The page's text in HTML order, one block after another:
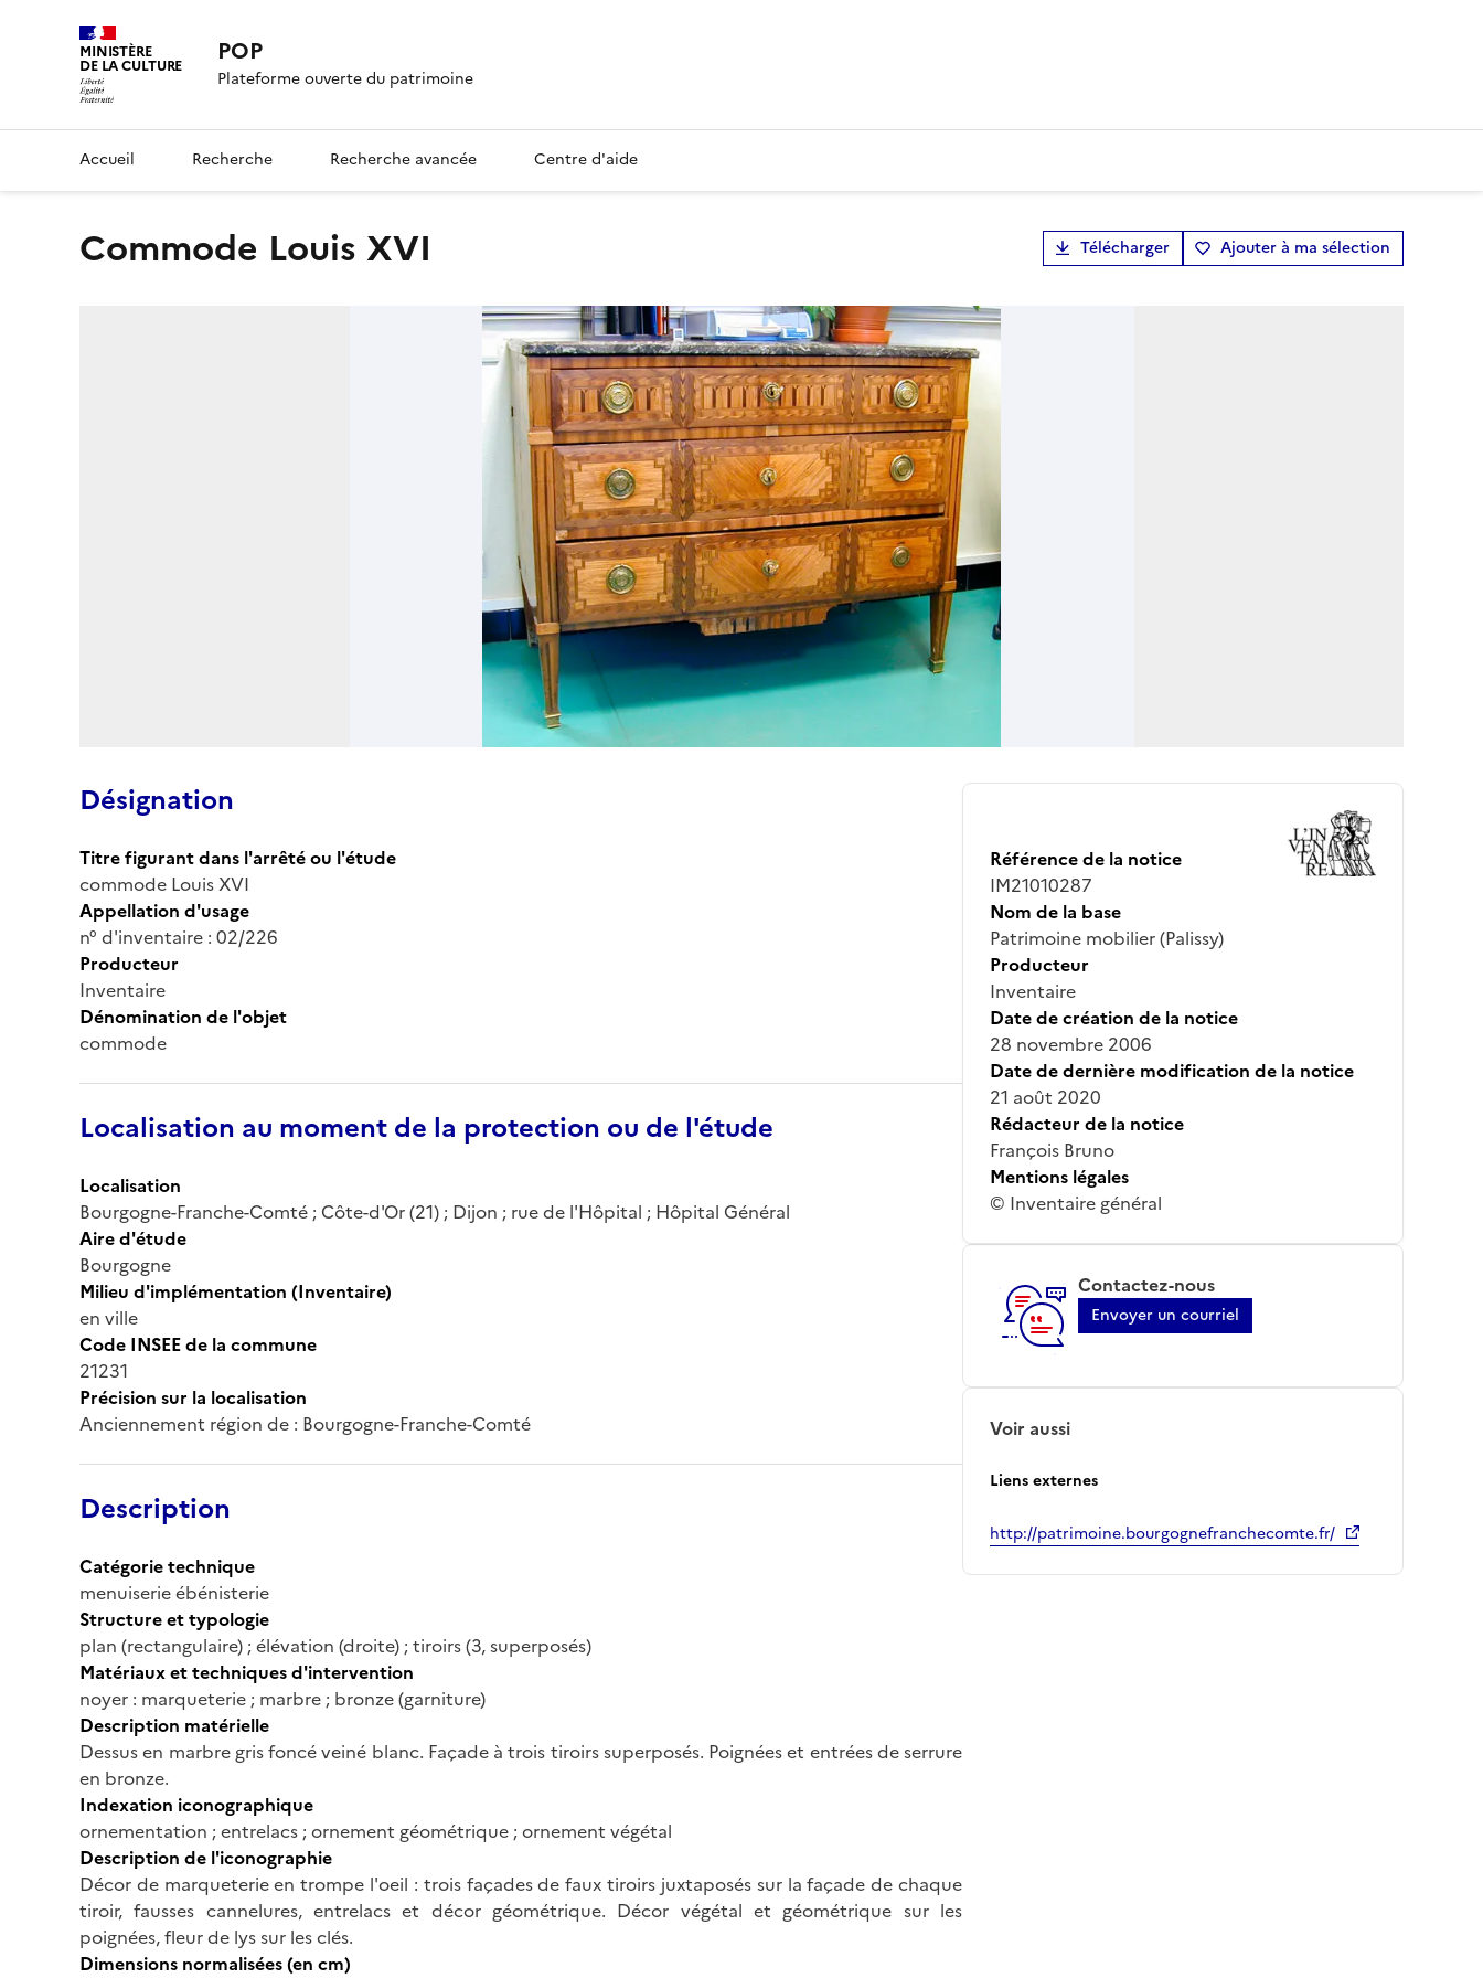
MINISTÈRE
DE LA CULTURE POP
Plateforme ouverte du patrimoine
Accueil Recherche Recherche avancée Centre d'aide
commode Louis XVI Télécharger Ajouter à ma sélection
Désignation
Titre figurant dans l'arrêté ou l'étude
commode Louis XVI
Appellation d'usage
n° d'inventaire : 02/226
Producteur
Inventaire
Dénomination de l'objet
commode
Localisation au moment de la protection ou de l'étude
Localisation
Bourgogne-Franche-Comté ; Côte-d'Or (21) ; Dijon ; rue de l'Hôpital ; Hôpital Général
Aire d'étude
Bourgogne
Milieu d'implémentation (Inventaire)
en ville
Code INSEE de la commune
21231
Précision sur la localisation
Anciennement région de : Bourgogne-Franche-Comté
Description
Catégorie technique
menuiserie ébénisterie
Structure et typologie
plan (rectangulaire) ; élévation (droite) ; tiroirs (3, superposés)
Matériaux et techniques d'intervention
noyer : marqueterie ; marbre ; bronze (garniture)
Description matérielle
Dessus en marbre gris foncé veiné blanc. Façade à trois tiroirs superposés. Poignées et entrées de serrure
en bronze.
Indexation iconographique
ornementation ; entrelacs ; ornement géométrique ; ornement végétal
Description de l'iconographie
Décor de marqueterie en trompe l'oeil : trois façades de faux tiroirs juxtaposés sur la façade de chaque
tiroir, fausses cannelures, entrelacs et décor géométrique. Décor végétal et géométrique sur les
poignées, fleur de lys sur les clés.
Dimensions normalisées (en cm)
Référence de la notice
IM21010287
Nom de la base
Patrimoine mobilier (Palissy)
Producteur
Inventaire
Date de création de la notice
28 novembre 2006
Date de dernière modification de la notice
21 août 2020
Rédacteur de la notice
François Bruno
Mentions légales
© Inventaire général
Contactez-nous
Envoyer un courriel
Voir aussi
Liens externes
http://patrimoine.bourgognefranchecomte.fr/